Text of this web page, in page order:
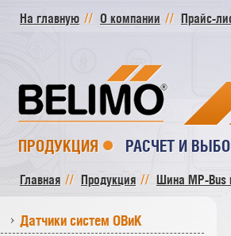
На главную О компании Прайс-
ПРОДУКЦИЯ РАСЧЕТ И
Главная Продукция Шина MP-Bus
Датчики систем ОВиК